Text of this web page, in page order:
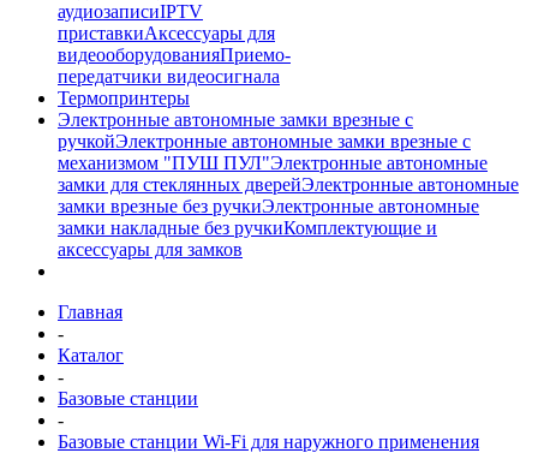
аудиозаписиIPTV
приставкиАксессуары для
видеооборудованияПриемо-
передатчики видеосигнала
Термопринтеры
Электронные автономные замки врезные с
ручкойЭлектронные автономные замки врезные с
механизмом "ПУШ ПУЛ"Электронные автономные
замки для стеклянных дверейЭлектронные автономные
замки врезные без ручкиЭлектронные автономные
замки накладные без ручкиКомплектующие и
аксессуары для замков
Главная
-
Каталог
-
Базовые станции
-
Базовые станции Wi-Fi для наружного применения